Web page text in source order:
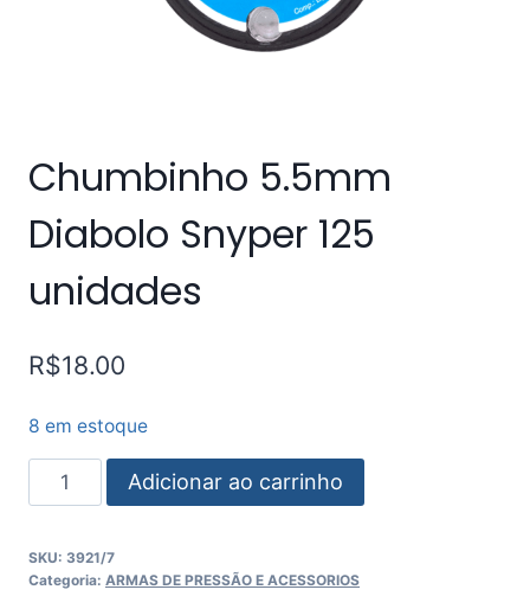
Chumbinho 5.5mm
Diabolo Snyper 125
unidades
R$18.00
8 em estoque
Adicionar ao carrinho
SKU: 3921/7
Categoria: ARMAS DE PRESSÃO E ACESSORIOS